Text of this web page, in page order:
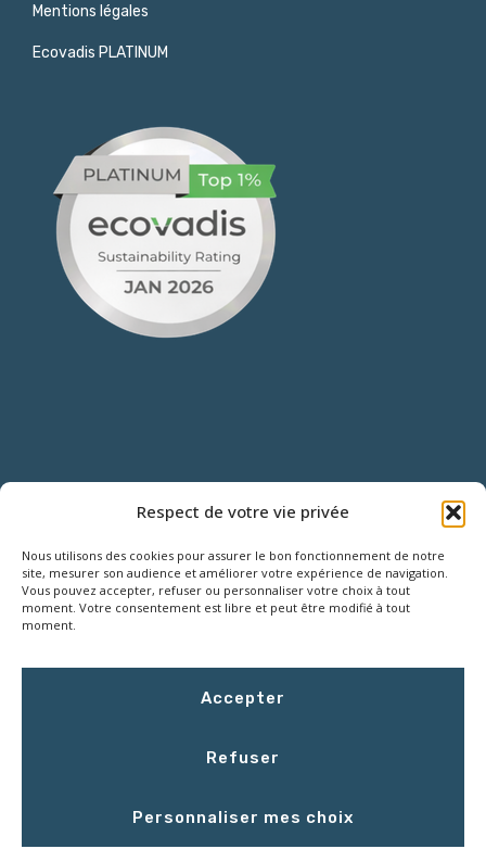
Respect de votre vie privée
Nous utilisons des cookies pour assurer le bon fonctionnement de notre
site, mesurer son audience et améliorer votre expérience de navigation.
Vous pouvez accepter, refuser ou personnaliser votre choix à tout
moment. Votre consentement est libre et peut être modifié à tout
moment.
Accepter
Refuser
Personnaliser mes choix
Mentions légales
Ecovadis PLATINUM
18 Rue Roger SALENGRO,
Z.I. des Grouëts, 41100 SAINT-OUEN
Le vendredi : 8h00 - 16h30